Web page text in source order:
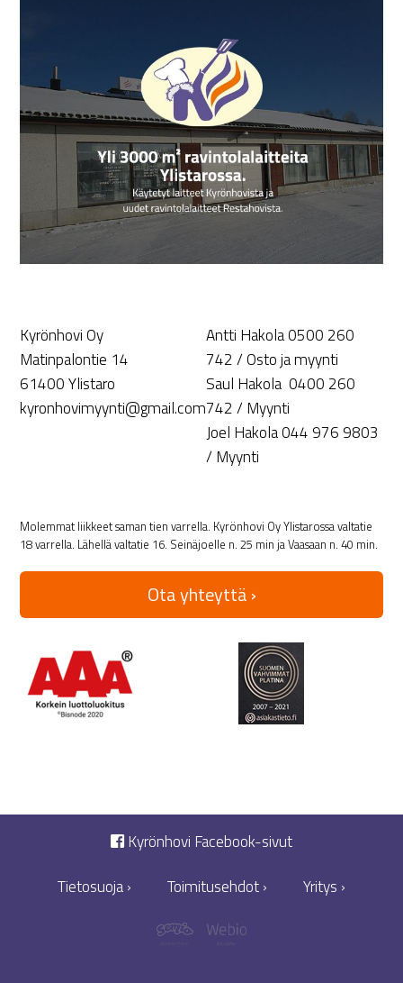
Kyrönhovi Oy
Matinpalontie 14
61400 Ylistaro
kyronhovimyynti@gmail.com
Antti Hakola 0500 260
742 / Osto ja myynti
Saul Hakola 0400 260
742 / Myynti
Joel Hakola 044 976 9803
/ Myynti
Molemmat liikkeet saman tien varrella. Kyrönhovi Oy Ylistarossa valtatie
18 varrella. Lähellä valtatie 16. Seinäjoelle n. 25 min ja Vaasaan n. 40 min.
Ota yhteyttä ›
Kyrönhovi Facebook-sivut
Tietosuoja ›
Toimitusehdot › Yritys ›